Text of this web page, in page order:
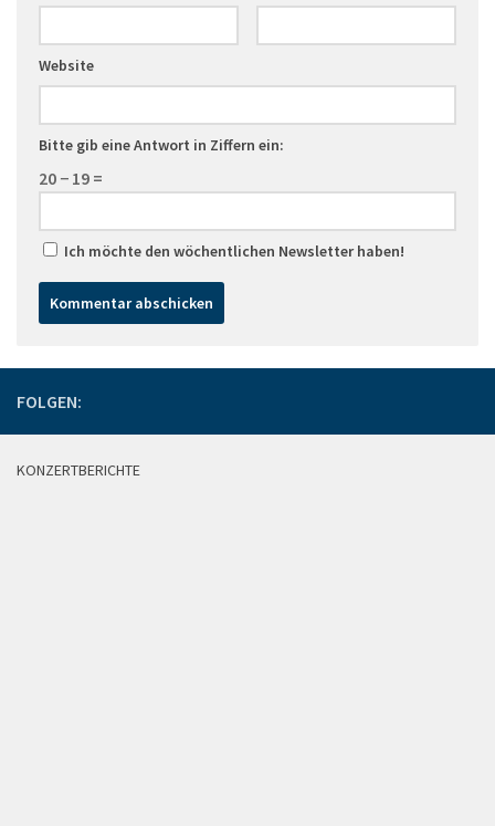
Website
Bitte gib eine Antwort in Ziffern ein:
20 − 19 =
Ich möchte den wöchentlichen Newsletter haben!
FOLGEN:
KONZERTBERICHTE